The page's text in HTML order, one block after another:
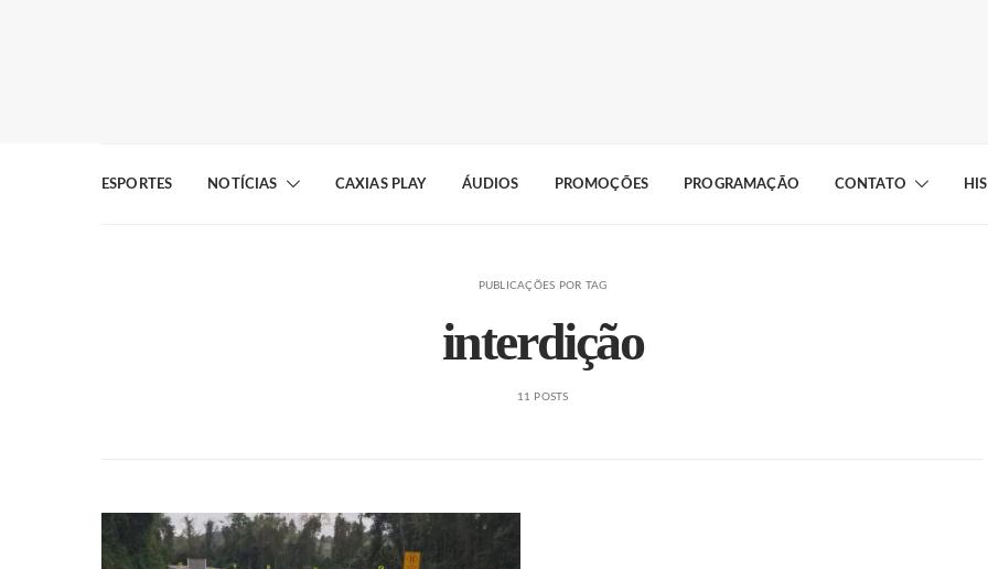
ESPORTES NOTÍCIAS CAXIAS PLAY ÁUDIOS PROMOÇÕES PROGRAMAÇÃO CONTATO
PUBLICAÇÕES POR TAG
interdição
11 POSTS